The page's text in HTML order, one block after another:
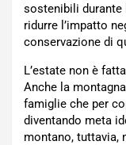
sostenibili durante
ridurre l’impatto
conservazione di
L’estate non è
Anche la
famiglie che per
diventando meta
montano, tuttavia,